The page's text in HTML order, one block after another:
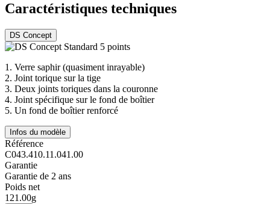
Caractéristiques techniques
DS Concept
1. Verre saphir (quasiment inrayable)
2. Joint torique sur la tige
3. Deux joints toriques dans la couronne
4. Joint spécifique sur le fond de boîtier
5. Un fond de boîtier renforcé
Infos du modèle
Référence
C043.410.11.041.00
Garantie
Garantie de 2 ans
Poids net
121.00g